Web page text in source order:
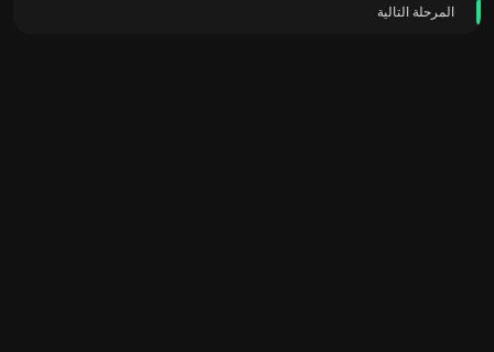
المرحلة التالية